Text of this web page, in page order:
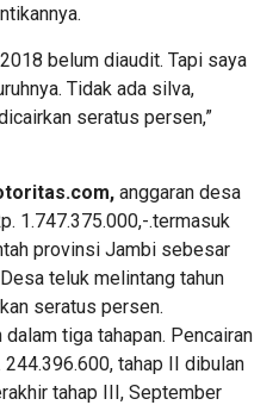
belum diaudit. Tapi saya
Tidak ada silva,
seratus persen,”
anggaran desa
1.747.375.000,-.termasuk
provinsi Jambi sebesar
teluk melintang tahun
seratus persen.
tiga tahapan. Pencairan
tahap II dibulan
tahap III, September